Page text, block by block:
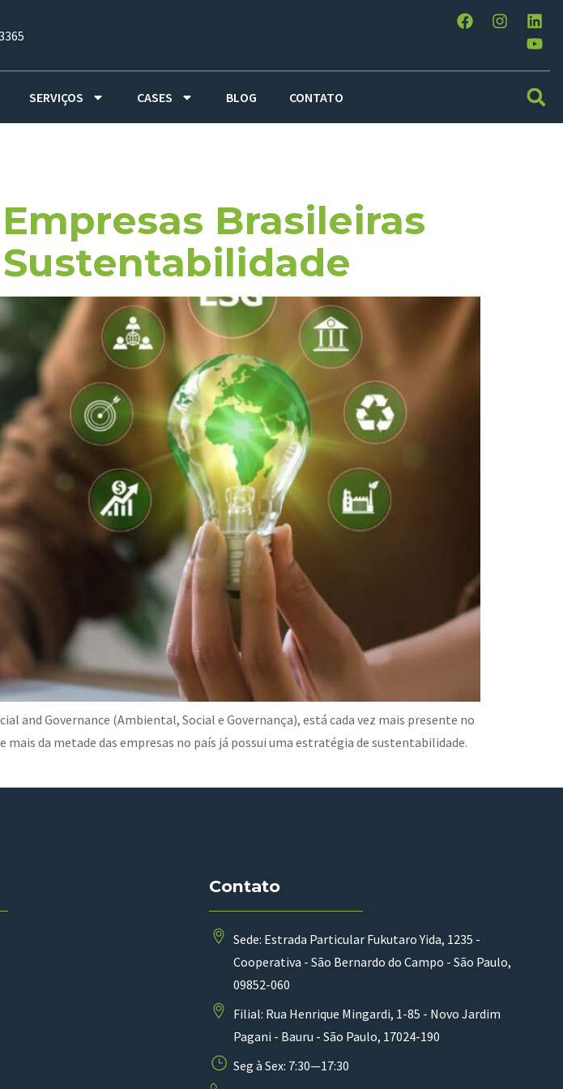
SERVIÇOS CASES BLOG CONTATO
Empresas Brasileiras
and Governance (Ambiental, Social e Governança), está cada vez mais presente no
da metade das empresas no país já possui uma estratégia de sustentabilidade.
Contato
Sede: Estrada Particular Fukutaro Yida, 1235 -
Cooperativa - São Bernardo do Campo - São Paulo,
09852-060
Filial: Rua Henrique Mingardi, 1-85 - Novo Jardim
Pagani - Bauru - São Paulo, 17024-190
Seg à Sex: 7:30—17:30